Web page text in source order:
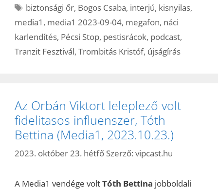
Címkék
biztonsági őr, Bogos Csaba, interjú, kisnyilas,
media1 , media1 2023-09-04, megafon, náci
karlendítés, Pécsi Stop, pestisrácok, podcast,
Tranzit Fesztivál, Trombitás Kristóf, újságírás
Az Orbán Viktort leleplező volt
fidelitasos influenszer, Tóth
Bettina (Media1, 2023.10.23.)
2023. október 23. hétfő Szerző: vipcast.hu
A Media1 vendége voltTóth Bettina jobboldali